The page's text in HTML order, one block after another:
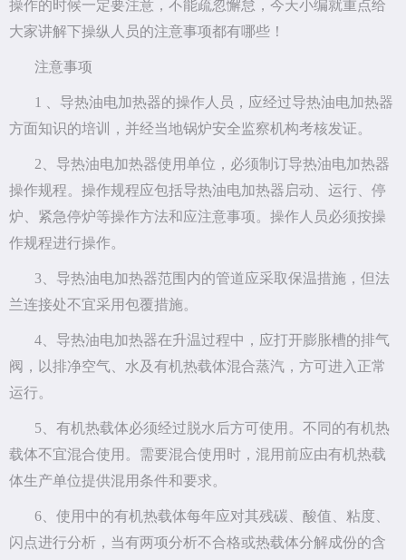
操作的时候一定要注意，不能疏忽懈怠，今天小编就重点给
大家讲解下操纵人员的注意事项都有哪些！
注意事项
1 、导热油电加热器的操作人员，应经过导热油电加热器
方面知识的培训，并经当地锅炉安全监察机构考核发证。
2、导热油电加热器使用单位，必须制订导热油电加热器
操作规程。操作规程应包括导热油电加热器启动、运行、停
炉、紧急停炉等操作方法和应注意事项。操作人员必须按操
作规程进行操作。
3、导热油电加热器范围内的管道应采取保温措施，但法
兰连接处不宜采用包覆措施。
4、导热油电加热器在升温过程中，应打开膨胀槽的排气
阀，以排净空气、水及有机热载体混合蒸汽，方可进入正常
运行。
5、有机热载体必须经过脱水后方可使用。不同的有机热
载体不宜混合使用。需要混合使用时，混用前应由有机热载
体生产单位提供混用条件和要求。
6、使用中的有机热载体每年应对其残碳、酸值、粘度、
闪点进行分析，当有两项分析不合格或热载体分解成份的含